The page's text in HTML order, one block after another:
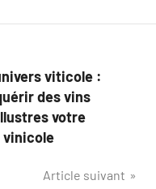
viticole :
des vins
votre
vinicole
Article suivant